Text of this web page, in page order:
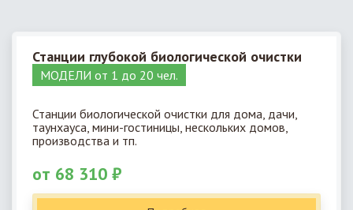
Станции глубокой биологической очистки
МОДЕЛИ от 1 до 20 чел.
Станции биологической очистки для дома, дачи,
таунхауса, мини-гостиницы, нескольких домов,
производства и тп.
от 68 310 ₽